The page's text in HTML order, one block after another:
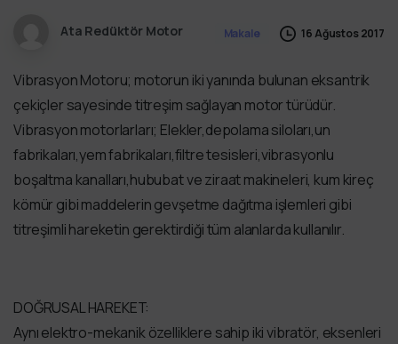
Ata Redüktör Motor Makale 16 Ağustos 2017
Vibrasyon Motoru; motorun iki yanında bulunan eksantrik
çekiçler sayesinde titreşim sağlayan motor türüdür.
Vibrasyon motorlarları; Elekler,depolama siloları,un
fabrikaları,yem fabrikaları,filtre tesisleri,vibrasyonlu
boşaltma kanalları,hububat ve ziraat makineleri, kum kireç
kömür gibi maddelerin gevşetme dağıtma işlemleri gibi
titreşimli hareketin gerektirdiği tüm alanlarda kullanılır.
DOĞRUSAL HAREKET:
Aynı elektro-mekanik özelliklere sahip iki vibratör, eksenleri